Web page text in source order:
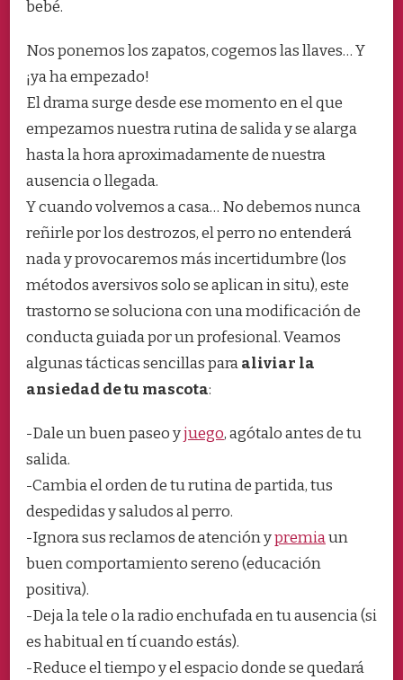
bebé.
Nos ponemos los zapatos, cogemos las llaves… Y
¡ya ha empezado!
El drama surge desde ese momento en el que
empezamosnuestra rutina de salida y se alarga
hasta la hora aproximadamente de nuestra
ausencia o llegada.
Y cuando volvemos a casa… No debemos nunca
reñirle por los destrozos, el perro no entenderá
nada y provocaremos más incertidumbre (los
métodos aversivos solo se aplican in situ), este
trastorno se soluciona con una modificación de
conducta guiada por un profesional. Veamos
algunas tácticas sencillas paraaliviar la
ansiedad de tu mascota:
-Dale un buen paseo yjuego, agótalo antes de tu
salida.
-Cambia el orden de tu rutina de partida, tus
despedidas y saludos al perro.
-Ignora sus reclamos de atención ypremiaun
buen comportamiento sereno (educación
positiva).
-Deja la tele o la radio enchufada en tu ausencia (si
es habitual en tí cuando estás).
-Reduce el tiempo y el espacio donde se quedará